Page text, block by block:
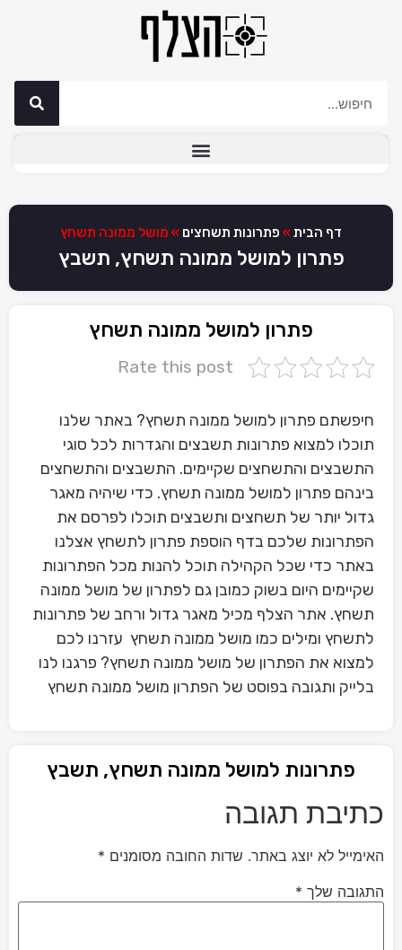
דף הבית » פתרונות תשחצים » מושל ממונה תשחץ
פתרון למושל ממונה תשחץ, תשבץ
פתרון למושל ממונה תשחץ
Rate this post
חיפשתם פתרון למושל ממונה תשחץ? באתר שלנו
תוכלו למצוא פתרונות תשבצים והגדרות לכל סוגי
התשבצים והתשחצים שקיימים. התשבצים והתשחצים
בינהם פתרון למושל ממונה תשחץ. כדי שיהיה מאגר
גדול יותר של תשחצים ותשבצים תוכלו לפרסם את
הפתרונות שלכם בדף הוספת פתרון לתשחץ אצלנו
באתר כדי שכל הקהילה תוכל להנות מכל הפתרונות
שקיימים היום בשוק כמובן גם לפתרון של מושל ממונה
תשחץ. אתר הצלף מכיל מאגר גדול ורחב של פתרונות
לתשחץ ומילים כמו מושל ממונה תשחץ עזרנו לכם
למצוא את הפתרון של מושל ממונה תשחץ? פרגנו לנו
בלייק ותגובה בפוסט של הפתרון מושל ממונה תשחץ
פתרונות למושל ממונה תשחץ, תשבץ
כתיבת תגובה
האימייל לא יוצג באתר. שדות החובה מסומנים *
התגובה שלך *